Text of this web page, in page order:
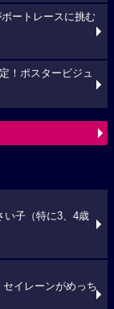
ートレースに挑む
！ポスタービジュ
い子（特に3、4歳
イレーンがめっち